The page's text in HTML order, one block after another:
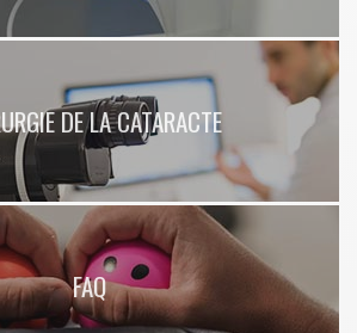
DE LA CATARACTE
FAQ